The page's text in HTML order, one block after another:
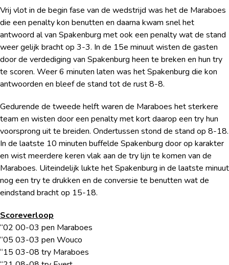
Vrij vlot in de begin fase van de wedstrijd was het de Maraboes
die een penalty kon benutten en daarna kwam snel het
antwoord al van Spakenburg met ook een penalty wat de stand
weer gelijk bracht op 3-3. In de 15e minuut wisten de gasten
door de verdediging van Spakenburg heen te breken en hun try
te scoren. Weer 6 minuten laten was het Spakenburg die kon
antwoorden en bleef de stand tot de rust 8-8.
Gedurende de tweede helft waren de Maraboes het sterkere
team en wisten door een penalty met kort daarop een try hun
voorsprong uit te breiden. Ondertussen stond de stand op 8-18.
In de laatste 10 minuten buffelde Spakenburg door op karakter
en wist meerdere keren vlak aan de try lijn te komen van de
Maraboes. Uiteindelijk lukte het Spakenburg in de laatste minuut
nog een try te drukken en de conversie te benutten wat de
eindstand bracht op 15-18.
Scoreverloop
“02 00-03 pen Maraboes
“05 03-03 pen Wouco
“15 03-08 try Maraboes